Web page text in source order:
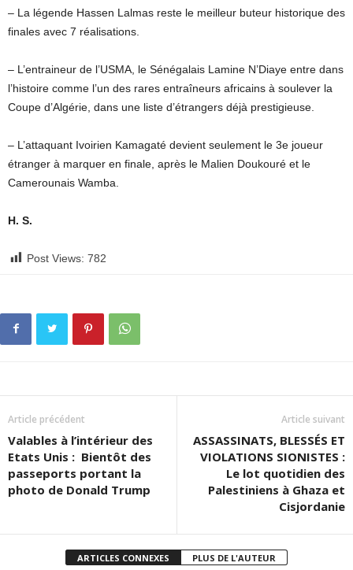
– La légende Hassen Lalmas reste le meilleur buteur historique des
finales avec 7 réalisations.
– L’entraineur de l’USMA, le Sénégalais Lamine N’Diaye entre dans
l’histoire comme l’un des rares entraîneurs africains à soulever la
Coupe d’Algérie, dans une liste d’étrangers déjà prestigieuse.
– L’attaquant Ivoirien Kamagaté devient seulement le 3e joueur
étranger à marquer en finale, après le Malien Doukouré et le
Camerounais Wamba.
H. S.
Post Views: 782
Article précédent
Valables à l’intérieur des
Etats Unis : Bientôt des
passeports portant la
photo de Donald Trump
Article suivant
ASSASSINATS, BLESSÉS ET
VIOLATIONS SIONISTES :
Le lot quotidien des
Palestiniens à Ghaza et
Cisjordanie
ARTICLES CONNEXES PLUS DE L'AUTEUR